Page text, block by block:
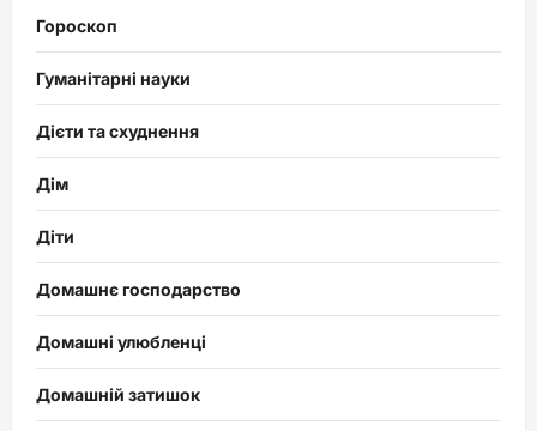
Гороскоп
Гуманітарні науки
Дієти та схуднення
Дім
Діти
Домашнє господарство
Домашні улюбленці
Домашній затишок